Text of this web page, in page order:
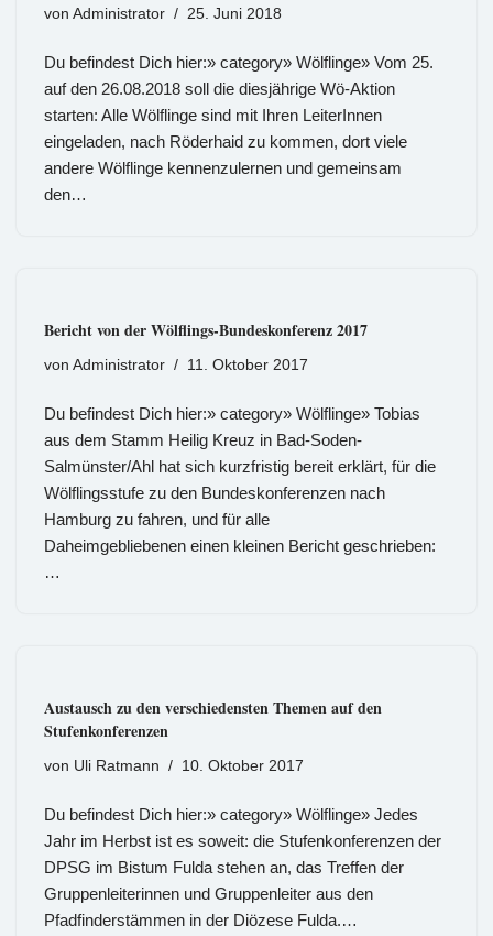
von Administrator 25. Juni 2018
Du befindest Dich hier:» category» Wölflinge» Vom 25.
auf den 26.08.2018 soll die diesjährige Wö-Aktion
starten: Alle Wölflinge sind mit Ihren LeiterInnen
eingeladen, nach Röderhaid zu kommen, dort viele
andere Wölflinge kennenzulernen und gemeinsam
den…
Bericht von der Wölflings-Bundeskonferenz 2017
von Administrator 11. Oktober 2017
Du befindest Dich hier:» category» Wölflinge» Tobias
aus dem Stamm Heilig Kreuz in Bad-Soden-
Salmünster/Ahl hat sich kurzfristig bereit erklärt, für die
Wölflingsstufe zu den Bundeskonferenzen nach
Hamburg zu fahren, und für alle
Daheimgebliebenen einen kleinen Bericht geschrieben:
…
Austausch zu den verschiedensten Themen auf den
Stufenkonferenzen
von Uli Ratmann 10. Oktober 2017
Du befindest Dich hier:» category» Wölflinge» Jedes
Jahr im Herbst ist es soweit: die Stufenkonferenzen der
DPSG im Bistum Fulda stehen an, das Treffen der
Gruppenleiterinnen und Gruppenleiter aus den
Pfadfinderstämmen in der Diözese Fulda.…